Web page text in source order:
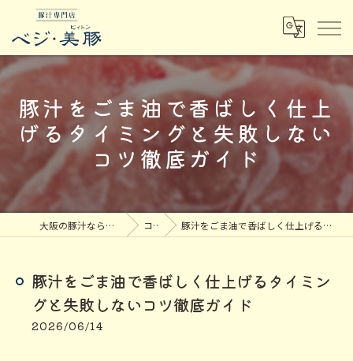
豚汁をごま油で香ばしく仕上
げるタイミングと失敗しない
コツ徹底ガイド
大阪の豚汁なら豚汁専門店ベジ・美豚 コラム 豚汁をごま油で香ばしく仕上げるタイミングと失敗しないコツ徹底ガイド
豚汁をごま油で香ばしく仕上げるタイミン
グと失敗しないコツ徹底ガイド
2026/06/14